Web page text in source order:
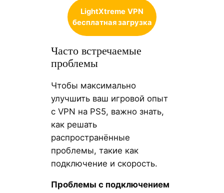
LightXtreme VPN
бесплатная загрузка
Часто встречаемые
проблемы
Чтобы максимально
улучшить ваш игровой опыт
с VPN на PS5, важно знать,
как решать
распространённые
проблемы, такие как
подключение и скорость.
Проблемы с подключением